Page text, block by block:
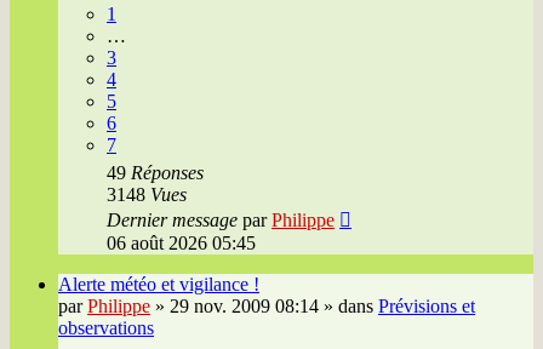
1
…
3
4
5
6
7
49 Réponses
3148 Vues
Dernier message parPhilippe
06 août 2026 05:45
Alerte météo et vigilance !
parPhilippe » 29 nov. 2009 08:14 » dans Prévisions et
observations